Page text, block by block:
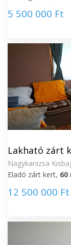
5 500 000 Ft
Lakható zárt
Nagykanizsa
Eladó zárt kert, 60
12 500 000 Ft